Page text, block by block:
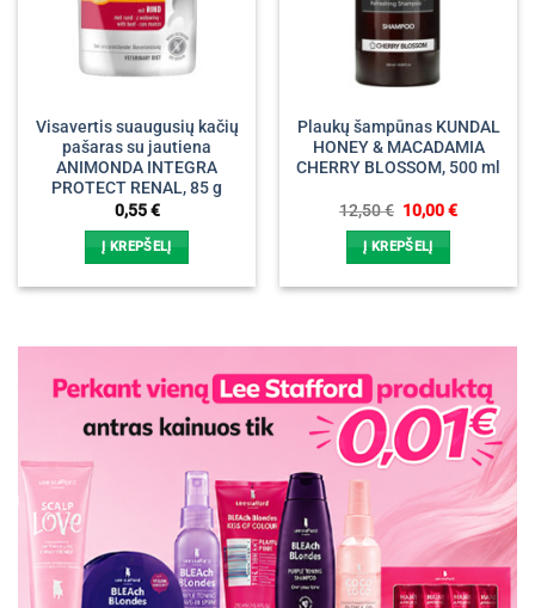
Visavertis suaugusių kačių
pašaras su jautiena
ANIMONDA INTEGRA
PROTECT RENAL, 85 g
0,55€
Į KREPŠELĮ
Plaukų šampūnas KUNDAL
HONEY & MACADAMIA
CHERRY BLOSSOM, 500 ml
12,50€ Original
price
was:
12,50 €.
10,00€Current
Į KREPŠELĮ